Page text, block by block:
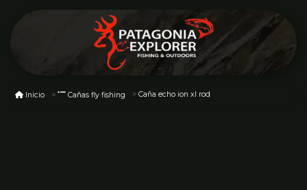
Inicio Cañas fly fishing Caña echo ion xl rod